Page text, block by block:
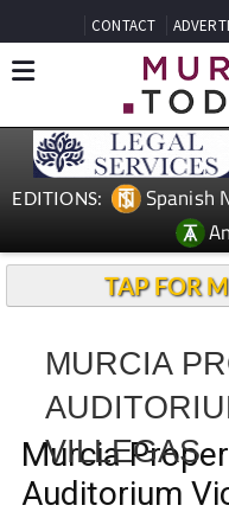
CONTACT
EDITIONS: Spanish
TAP FOR
MURCIA
VILLEGAS
Murcia
Auditorium